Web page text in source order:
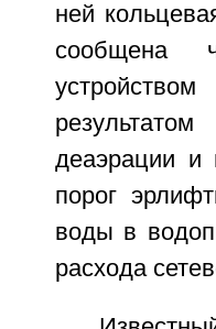
ней
сообщена
деаэрации и
порог
воды в
расхода